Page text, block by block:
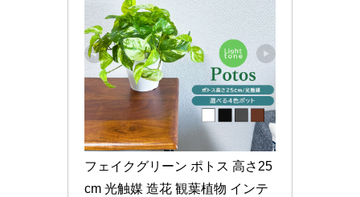
フェイクグリーン ポトス 高さ25
cm 光触媒 造花 観葉植物 インテ